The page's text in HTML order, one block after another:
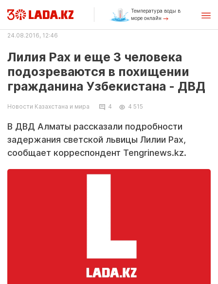
Температура воды в
море онлайн
24.08.2016, 12:46
Лилия Рах и еще 3 человека
подозреваются в похищении
гражданина Узбекистана - ДВД
Новости Казахстана и мира 4 4 515
В ДВД Алматы рассказали подробности
задержания светской львицы Лилии Рах,
сообщает корреспондент Tengrinews.kz.